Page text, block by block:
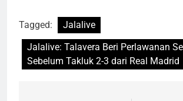
Tagged:
Jalalive
Jalalive: Talavera Beri Perlawanan
Sebelum Takluk 2-3 dari Real Madrid